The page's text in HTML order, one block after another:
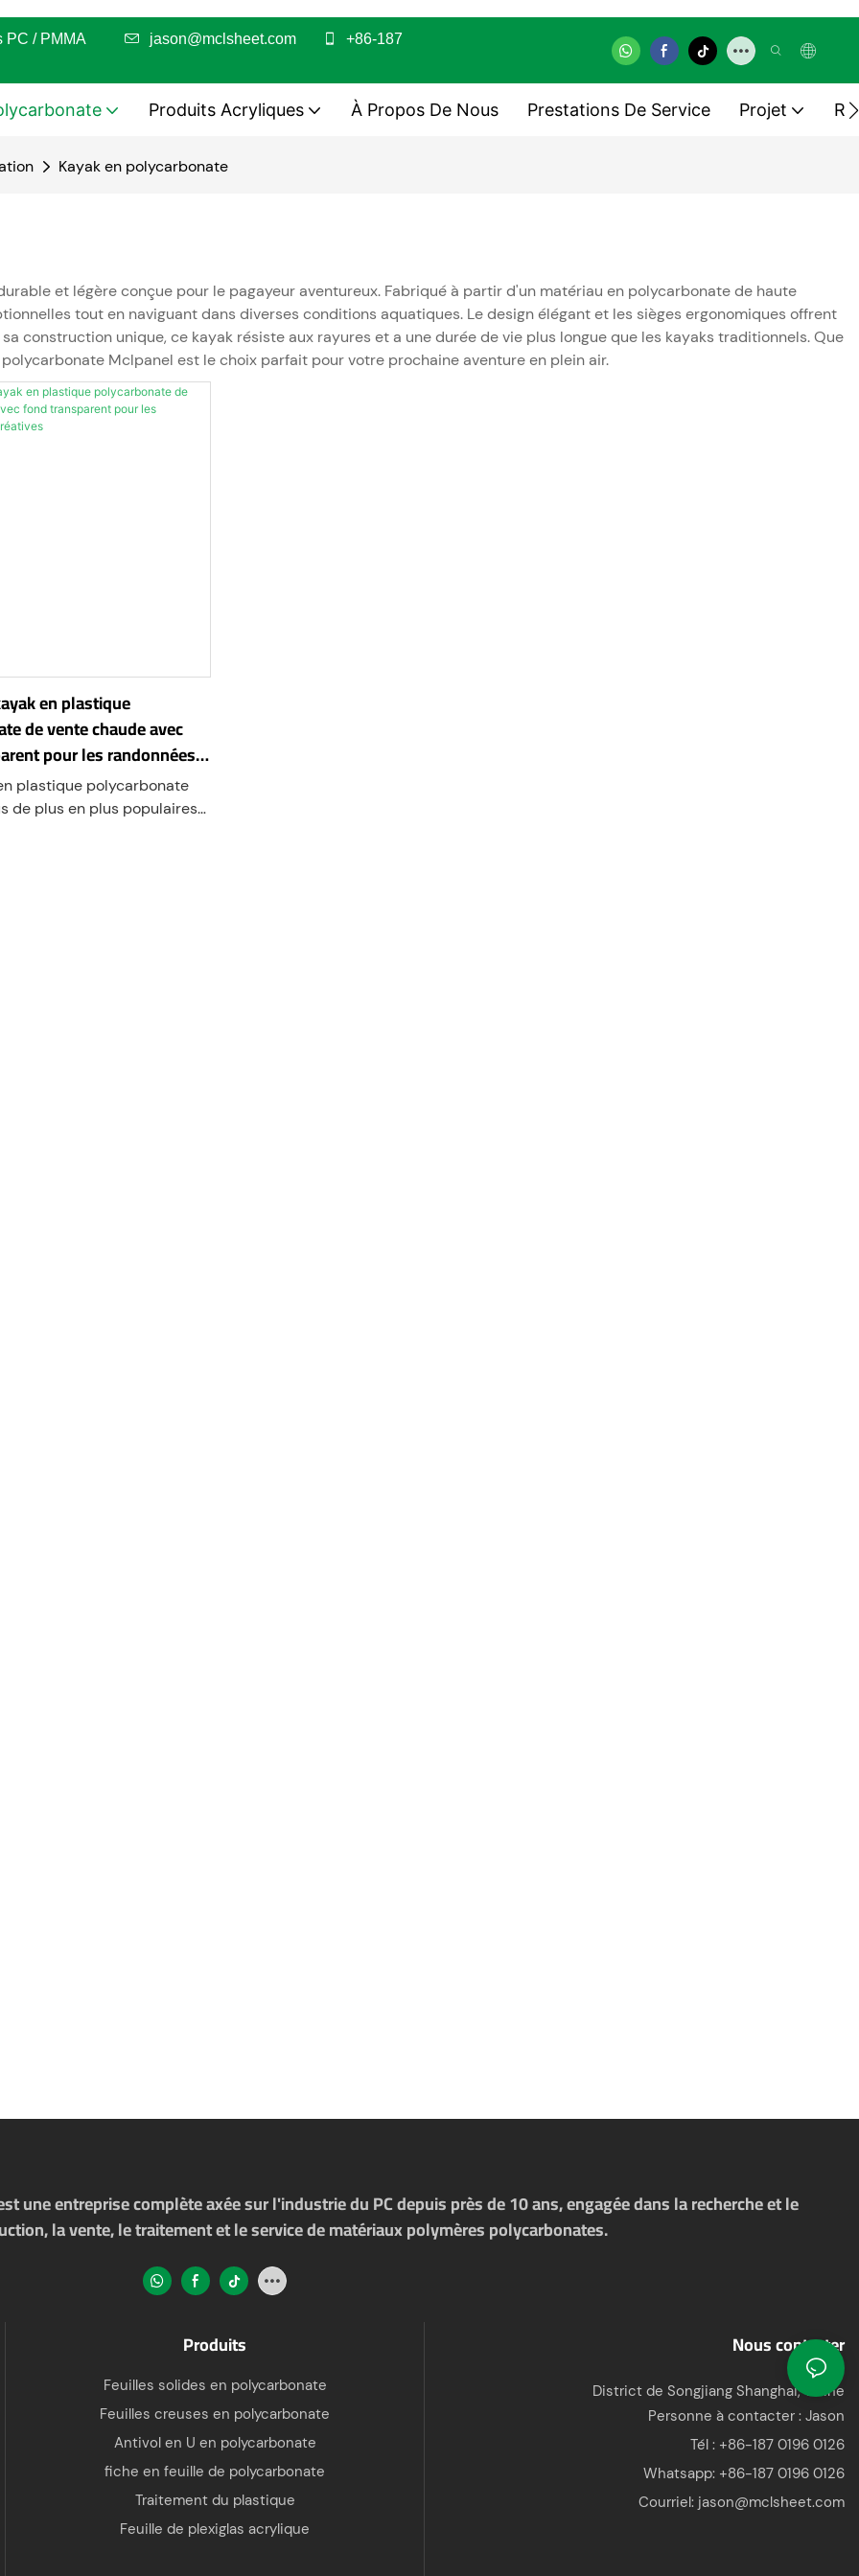
PC / PMMA jason@mclsheet.com
+86-187
Produits Acryliques À Propos De Nous Prestations De Service Projet
Kayak en polycarbonate
et légère conçue pour le pagayeur aventureux. Fabriqué à partir d'un matériau en polycarbonate de haute
tout en naviguant dans diverses conditions aquatiques. Le design élégant et les sièges ergonomiques offrent
construction unique, ce kayak résiste aux rayures et a une durée de vie plus longue que les kayaks traditionnels. Que
Mclpanel est le choix parfait pour votre prochaine aventure en plein air.
en plastique
de vente chaude avec
pour les randonnées
plastique polycarbonate
de plus en plus populaires
une entreprise complète axée sur l'industrie du PC depuis près de 10 ans, engagée dans la recherche et le
la vente, le traitement et le service de matériaux polymères polycarbonates.
Produits
Feuilles solides en polycarbonate
Feuilles creuses en polycarbonate
Antivol en U en polycarbonate
fiche en feuille de polycarbonate
Traitement du plastique
Feuille de plexiglas acrylique
Nous contacter
District de Songjiang Shanghai, Chine
Personne à contacter : Jason
Tél : +86-187 0196 0126
Whatsapp: +86-187 0196 0126
Courriel: jason@mclsheet.com